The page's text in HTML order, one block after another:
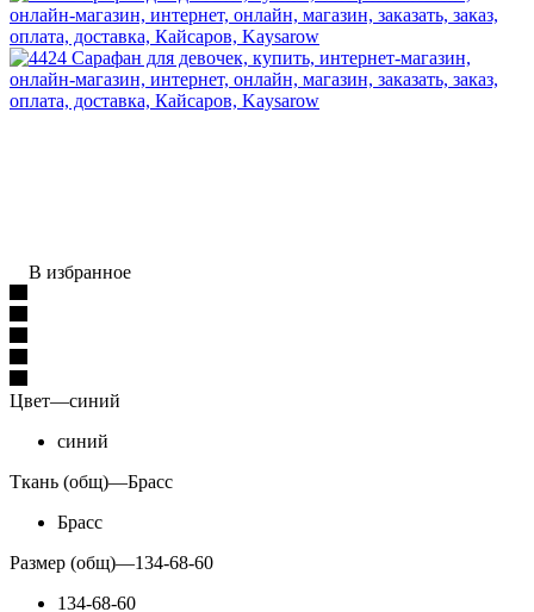
В избранное
Цвет—синий
синий
Ткань (общ)—Брасс
Брасс
Размер (общ)—134-68-60
134-68-60